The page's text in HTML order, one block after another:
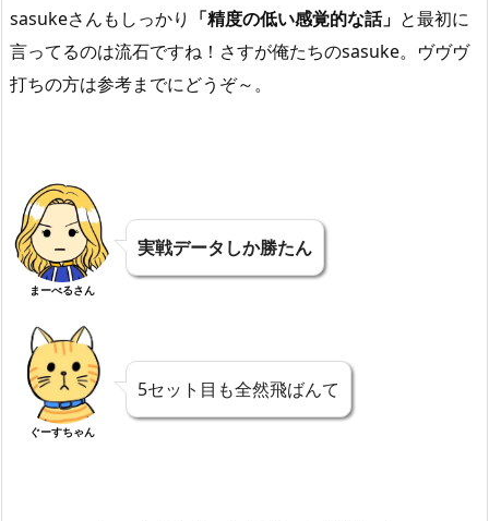
sasukeさんもしっかり 「精度の低い感覚的な話」 と最初に
言ってるのは流石ですね！さすが俺たちのsasuke。ヴヴヴ
打ちの方は参考までにどうぞ～。
まーべるさん
実戦データしか勝たん
ぐーすちゃん
5セット目も全然飛ばんて